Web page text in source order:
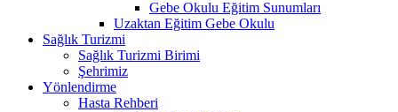
Gebe Okulu Eğitim Sunumları
Uzaktan Eğitim Gebe Okulu
Sağlık Turizmi
Sağlık Turizmi Birimi
Şehrimiz
Yönlendirme
Hasta Rehberi